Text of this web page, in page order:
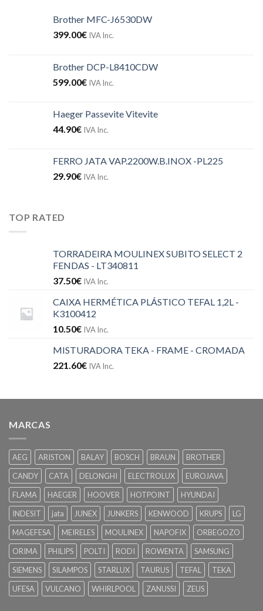
Brother MFC-J6530DW
399.00€ IVA Inc.
Brother DCP-L8410CDW
599.00€ IVA Inc.
Haeger Passevite Vitevite
44.90€ IVA Inc.
FERRO JATA VAP.2200W.B.INOX -PL225
29.90€ IVA Inc.
TOP RATED
TORRADEIRA MOULINEX SUBITO SELECT 2
FENDAS - LT340811
37.50€ IVA Inc.
CAIXA HERMÉTICA PLÁSTICO TEFAL 1,2L -
K3100412
10.50€ IVA Inc.
MISTURADORA TEKA - FRAME - CROMADA
221.60€ IVA Inc.
MARCAS
AEG ARISTON BALAY BOSCH BRAUN
BROTHER
CANDY
CATA DELONGHI ELECTROLUX
EUROJAVA
FLAMA
HAEGER HOOVER HOTPOINT
HYUNDAI
INDESIT
jata JUNEX JUNKERS KENWOOD KRUPS
LG
MAGEFESA
MEIRELES MOULINEX NAPOFIX
ORBEGOZO
ORIMA
PHILIPS POLTI RODI ROWENTA
SAMSUNG
SIEMENS
SILAMPOS STARLUX TAURUS TEFAL
TEKA
UFESA
VULCANO WHIRLPOOL ZANUSSI ZEUS